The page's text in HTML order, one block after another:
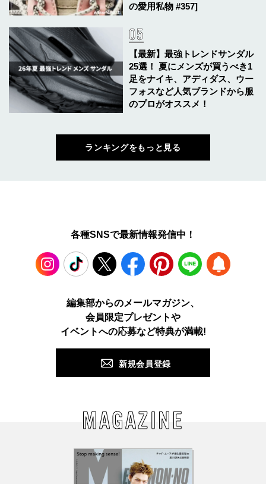
の愛用私物 #357]
【最新】最強トレンドサンダル
25選！ 夏にメンズが買うべき1
足をナイキ、アディダス、ウー
フォスなど人気ブランドから服
のプロがオススメ！
ランキングをもっと見る
各種SNSで最新情報発信中！
TikTok Facebook Pinterest LINE
編集部からのメールマガジン、
会員限定プレゼントや
イベントへの応募など特典が満載!
新規会員登録
MAGAZINE